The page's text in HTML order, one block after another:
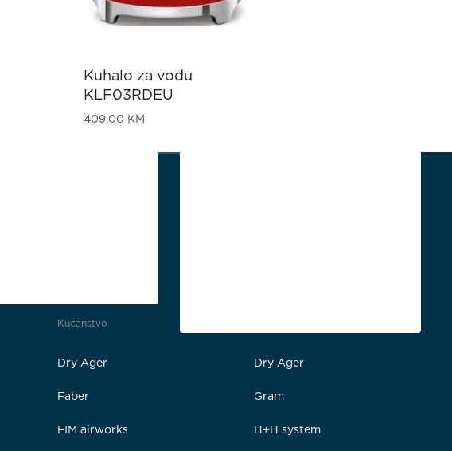
Kuhalo za vodu
KLF03RDEU
409,00 KM
Kućanstvo
Dry Ager
Faber
FIM airworks
Dry Ager
Gram
H+H system